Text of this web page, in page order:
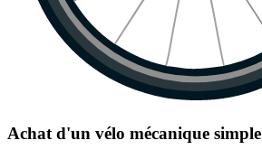
Achat d'un vélo mécanique simple